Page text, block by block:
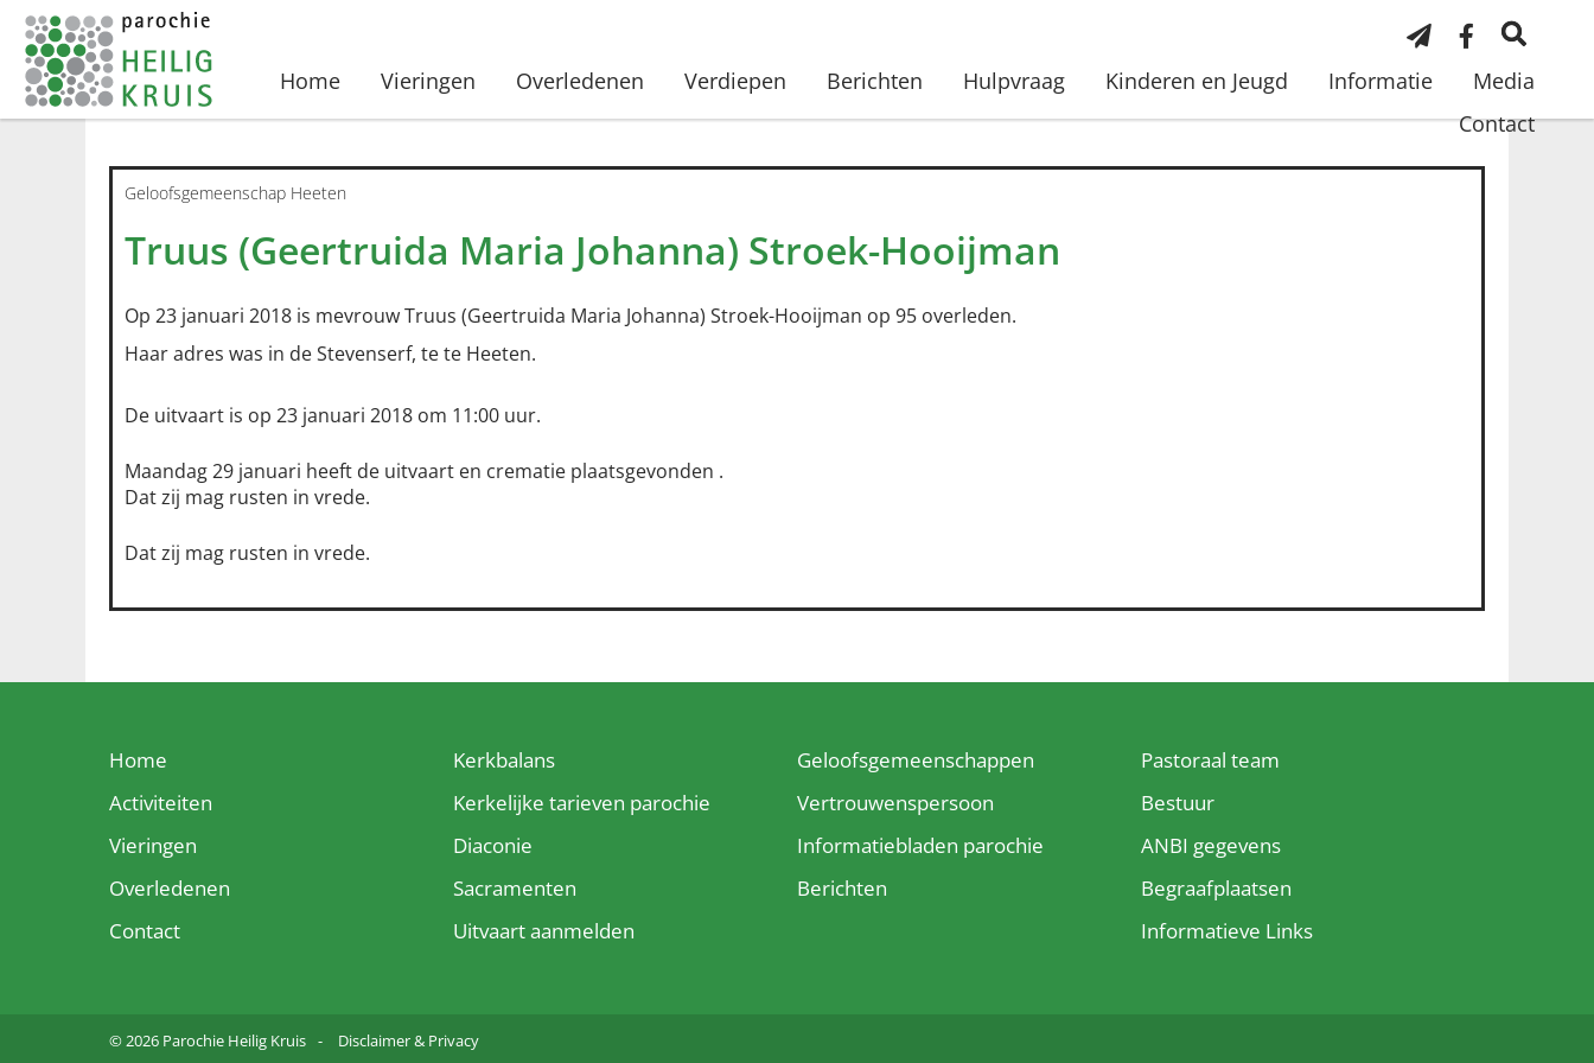
Home Vieringen Overledenen Verdiepen Berichten Hulpvraag Kinderen en Jeugd Informatie
Media
Contact
Geloofsgemeenschap Heeten
Truus (Geertruida Maria Johanna) Stroek-Hooijman
Op 23 januari 2018 is mevrouw Truus (Geertruida Maria Johanna) Stroek-Hooijman op 95 overleden.
Haar adres was in de Stevenserf, te te Heeten.
De uitvaart is op 23 januari 2018 om 11:00 uur.
Maandag 29 januari heeft de uitvaart en crematie plaatsgevonden .
Dat zij mag rusten in vrede.
Dat zij mag rusten in vrede.
Home
Activiteiten
Vieringen
Overledenen
Contact
Kerkbalans
Kerkelijke tarieven parochie
Diaconie
Sacramenten
Uitvaart aanmelden
Geloofsgemeenschappen
Vertrouwenspersoon
Informatiebladen parochie
Berichten
Pastoraal team
Bestuur
ANBI gegevens
Begraafplaatsen
Informatieve Links
© 2026 Parochie Heilig Kruis Disclaimer & Privacy